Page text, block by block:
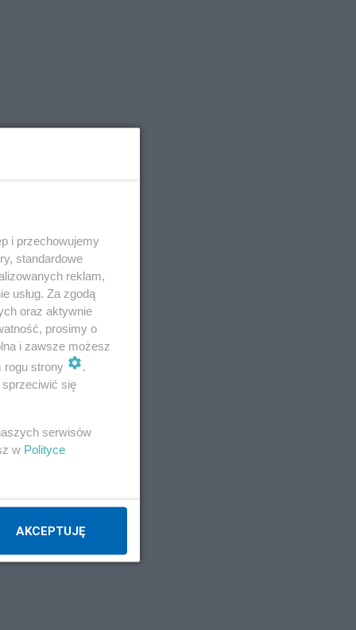
i przechowujemy
standardowe
reklam,
usług. Za zgodą
oraz aktywnie
prosimy o
i zawsze możesz
rogu strony
.
się
serwisów
w Polityce
AKCEPTUJĘ